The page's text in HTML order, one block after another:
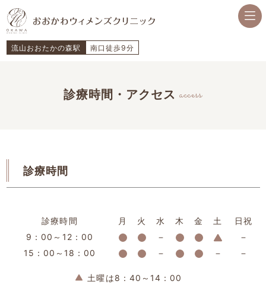
流山おおたかの森駅 南口徒歩9分
診療時間・アクセスaccess
診療時間
土曜は8：40～14：00
診療時間 月 火 水 木 金 土
日祝
9：00～12：00
15：00～18：00